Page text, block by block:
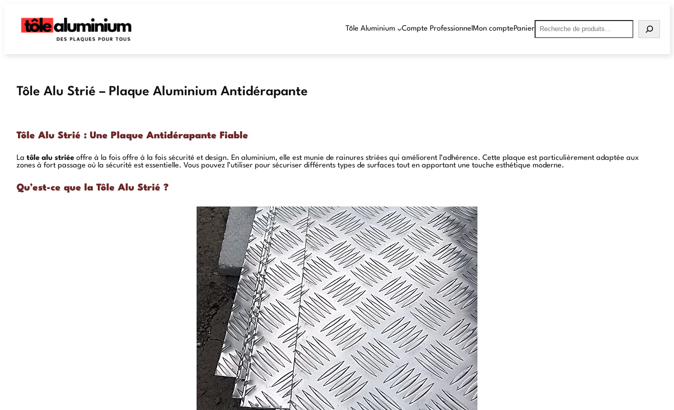
Tôle Aluminium Compte ProfessionnelMon comptePanier
Tôle Alu Strié – Plaque Aluminium Antidérapante
Tôle Alu Strié : Une Plaque Antidérapante Fiable
La tôle alu striée offre à la fois offre à la fois sécurité et design. En aluminium, elle est munie de rainures striées qui améliorent l’adhérence. Cette plaque est particulièrement adaptée aux
zones à fort passage où la sécurité est essentielle. Vous pouvez l’utiliser pour sécuriser différents types de surfaces tout en apportant une touche esthétique moderne.
Qu’est-ce que la Tôle Alu Strié ?